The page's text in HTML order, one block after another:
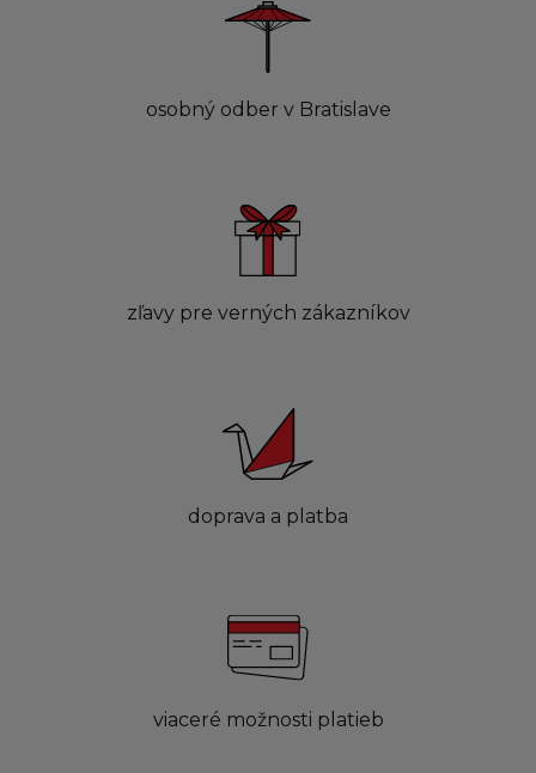
osobný odber v Bratislave
zľavy pre verných zákazníkov
doprava a platba
viaceré možnosti platieb